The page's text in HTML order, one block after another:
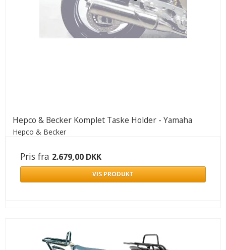
Hepco & Becker Komplet Taske Holder - Yamaha
Hepco & Becker
Pris fra 2.679,00 DKK
VIS PRODUKT